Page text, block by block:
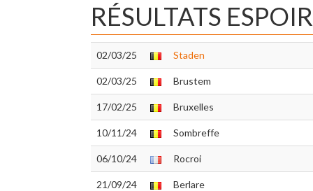
RÉSULTATS
02/03/25 Staden
02/03/25 Brustem
17/02/25 Bruxelles
10/11/24 Sombreffe
06/10/24 Rocroi
21/09/24 Berlare